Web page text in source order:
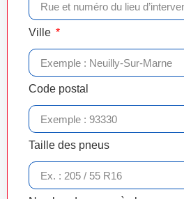
Ville
Code postal
Taille des pneus